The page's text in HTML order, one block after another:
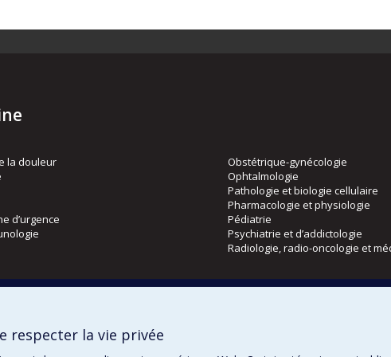
la douleur
d’urgence
Obstétrique-gynécologie
Ophtalmologie
Pathologie et biologie cellulaire
Pharmacologie et physiologie
Pédiatrie
Psychiatrie et d’addictologie
Radiologie, radio-oncologie et
respecter la vie privée